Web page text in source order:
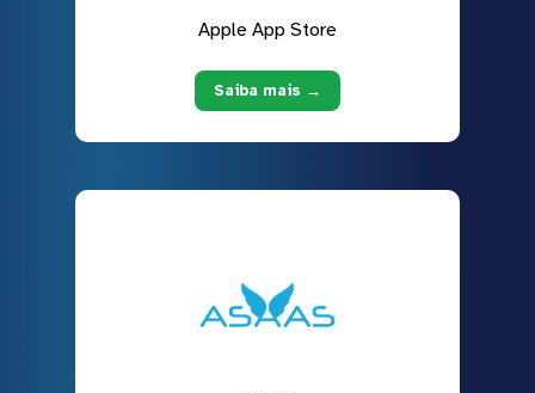
Apple App Store
Saiba mais →